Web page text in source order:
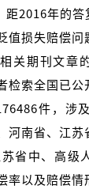
距2016年的
值损失赔偿
关期刊文章
检索全国已
件，涉
河南省、江
省中、高级
率以及赔偿